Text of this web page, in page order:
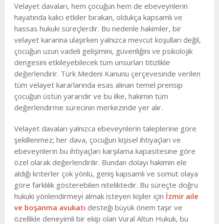
Velayet davaları, hem çocuğun hem de ebeveynlerin
hayatında kalıcı etkiler bırakan, oldukça kapsamlı ve
hassas hukuki süreçlerdir. Bu nedenle hakimler, bir
velayet kararına ulaşırken yalnızca mevcut koşulları değil,
çocuğun uzun vadeli gelişimini, güvenliğini ve psikolojik
dengesini etkileyebilecek tüm unsurları titizlikle
değerlendirir. Türk Medeni Kanunu çerçevesinde verilen
tüm velayet kararlarında esas alınan temel prensip
çocuğun üstün yararıdır ve bu ilke, hakimin tüm
değerlendirme sürecinin merkezinde yer alır.
Velayet davaları yalnızca ebeveynlerin taleplerine göre
şekillenmez; her dava, çocuğun kişisel ihtiyaçları ve
ebeveynlerin bu ihtiyaçları karşılama kapasitesine göre
özel olarak değerlendirilir. Bundan dolayı hakimin ele
aldığı kriterler çok yönlü, geniş kapsamlı ve somut olaya
göre farklılık gösterebilen niteliktedir. Bu süreçte doğru
hukuki yönlendirmeyi almak isteyen kişiler için İzmir aile
ve boşanma avukatı desteği büyük önem taşır ve
özellikle deneyimli bir ekip olan Vural Altun Hukuk, bu